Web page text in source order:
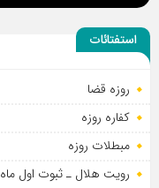
استفتائات
روزه قضا
کفاره روزه
مبطلات روزه
رویت هلال ـ ثبوت اول ماه